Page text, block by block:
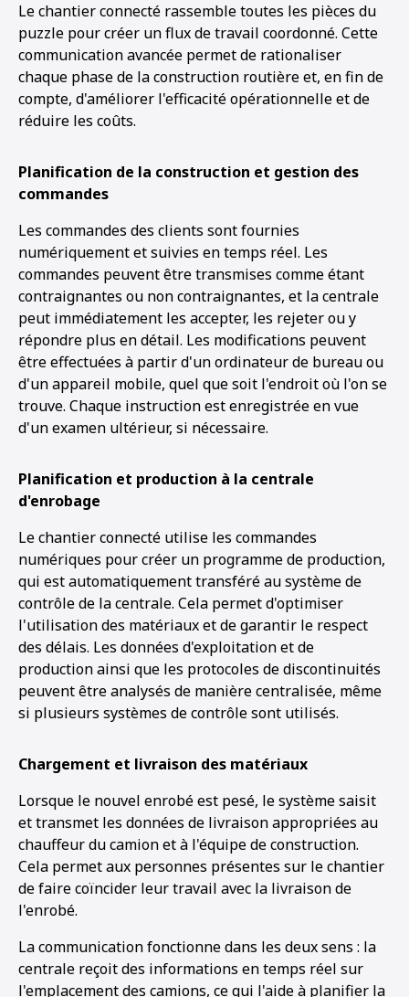
Le chantier connecté rassemble toutes les pièces du
puzzle pour créer un flux de travail coordonné. Cette
communication avancée permet de rationaliser
chaque phase de la construction routière et, en fin de
compte, d'améliorer l'efficacité opérationnelle et de
réduire les coûts.
Planification de la construction et gestion des
commandes
Les commandes des clients sont fournies
numériquement et suivies en temps réel. Les
commandes peuvent être transmises comme étant
contraignantes ou non contraignantes, et la centrale
peut immédiatement les accepter, les rejeter ou y
répondre plus en détail. Les modifications peuvent
être effectuées à partir d'un ordinateur de bureau ou
d'un appareil mobile, quel que soit l'endroit où l'on se
trouve. Chaque instruction est enregistrée en vue
d'un examen ultérieur, si nécessaire.
Planification et production à la centrale
d'enrobage
Le chantier connecté utilise les commandes
numériques pour créer un programme de production,
qui est automatiquement transféré au système de
contrôle de la centrale. Cela permet d'optimiser
l'utilisation des matériaux et de garantir le respect
des délais. Les données d'exploitation et de
production ainsi que les protocoles de discontinuités
peuvent être analysés de manière centralisée, même
si plusieurs systèmes de contrôle sont utilisés.
Chargement et livraison des matériaux
Lorsque le nouvel enrobé est pesé, le système saisit
et transmet les données de livraison appropriées au
chauffeur du camion et à l'équipe de construction.
Cela permet aux personnes présentes sur le chantier
de faire coïncider leur travail avec la livraison de
l'enrobé.
La communication fonctionne dans les deux sens : la
centrale reçoit des informations en temps réel sur
l'emplacement des camions, ce qui l'aide à planifier la